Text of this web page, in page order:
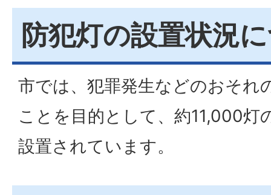
防犯灯の設置状況
市では、犯罪発生などのおそれ
ことを目的として、約11,000灯
設置されています。